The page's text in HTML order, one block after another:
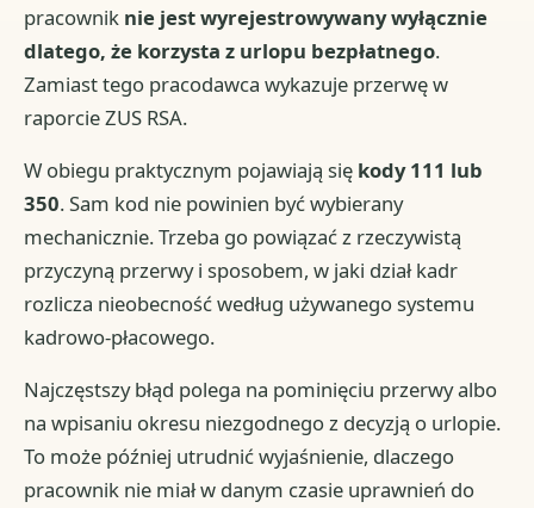
pracownik nie jest wyrejestrowywany wyłącznie
dlatego, że korzysta z urlopu bezpłatnego.
Zamiast tego pracodawca wykazuje przerwę w
raporcie ZUS RSA.
W obiegu praktycznym pojawiają się kody 111 lub
350. Sam kod nie powinien być wybierany
mechanicznie. Trzeba go powiązać z rzeczywistą
przyczyną przerwy i sposobem, w jaki dział kadr
rozlicza nieobecność według używanego systemu
kadrowo-płacowego.
Najczęstszy błąd polega na pominięciu przerwy albo
na wpisaniu okresu niezgodnego z decyzją o urlopie.
To może później utrudnić wyjaśnienie, dlaczego
pracownik nie miał w danym czasie uprawnień do